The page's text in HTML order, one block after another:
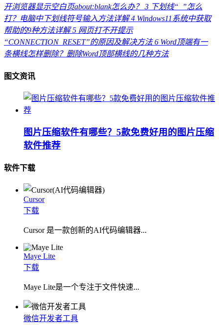
开浏览器显示空白页about:blank怎么办？ 3 下划线“_”怎么
打？电脑中下划线符号输入方法详解 4 Windows11系统中获取
帮助的9种方法详解 5 网页打不开提示
“CONNECTION_RESET”的原因及解决方法 6 Word顶端有一
条横线怎样删除？删除Word顶部横线的几种方法
图文资讯
图片压缩软件有哪些？5款免费好用的图片压缩
软件推荐
软件下载
Cursor
下载
Cursor 是一款创新的AI代码编辑器...
Maye Lite
下载
​Maye Lite是一个专注于文件快速...
微信开发者工具